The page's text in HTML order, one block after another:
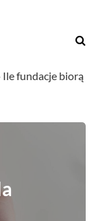
Ile fundacje biorą